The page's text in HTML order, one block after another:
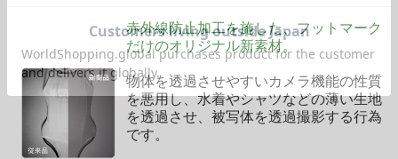
赤外線防止加工を施した、フットマーク
だけのオリジナル新素材。
物体を透過させやすいカメラ機能の性質
を悪用し、水着やシャツなどの薄い生地
を透過させ、被写体を透過撮影する行為
です。